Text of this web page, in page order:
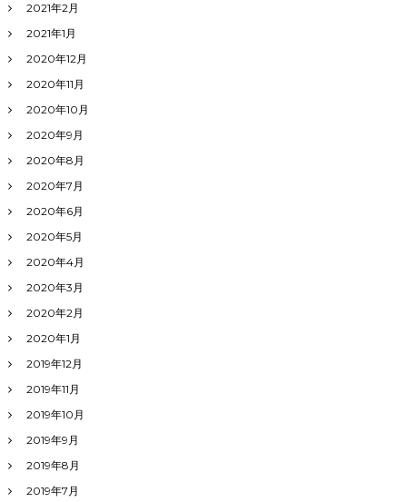
2021年2月
2021年1月
2020年12月
2020年11月
2020年10月
2020年9月
2020年8月
2020年7月
2020年6月
2020年5月
2020年4月
2020年3月
2020年2月
2020年1月
2019年12月
2019年11月
2019年10月
2019年9月
2019年8月
2019年7月